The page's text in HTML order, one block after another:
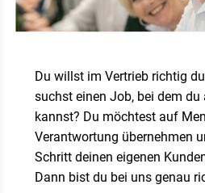
Du willst im Vertrieb richtig
suchst einen Job, bei dem
kannst? Du möchtest auf
Verantwortung übernehmen
Schritt deinen eigenen
Dann bist du bei uns genau